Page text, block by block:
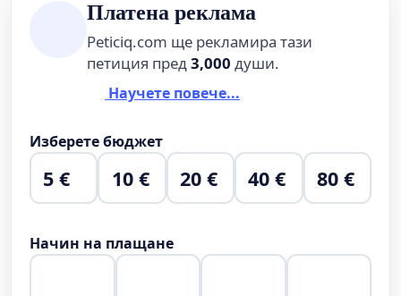
Платена реклама
Peticiq.com ще рекламира тази
петиция пред3,000 души.
Научете повече...
Изберете бюджет
5 € 10 € 20 € 40 € 80 €
Начин на плащане